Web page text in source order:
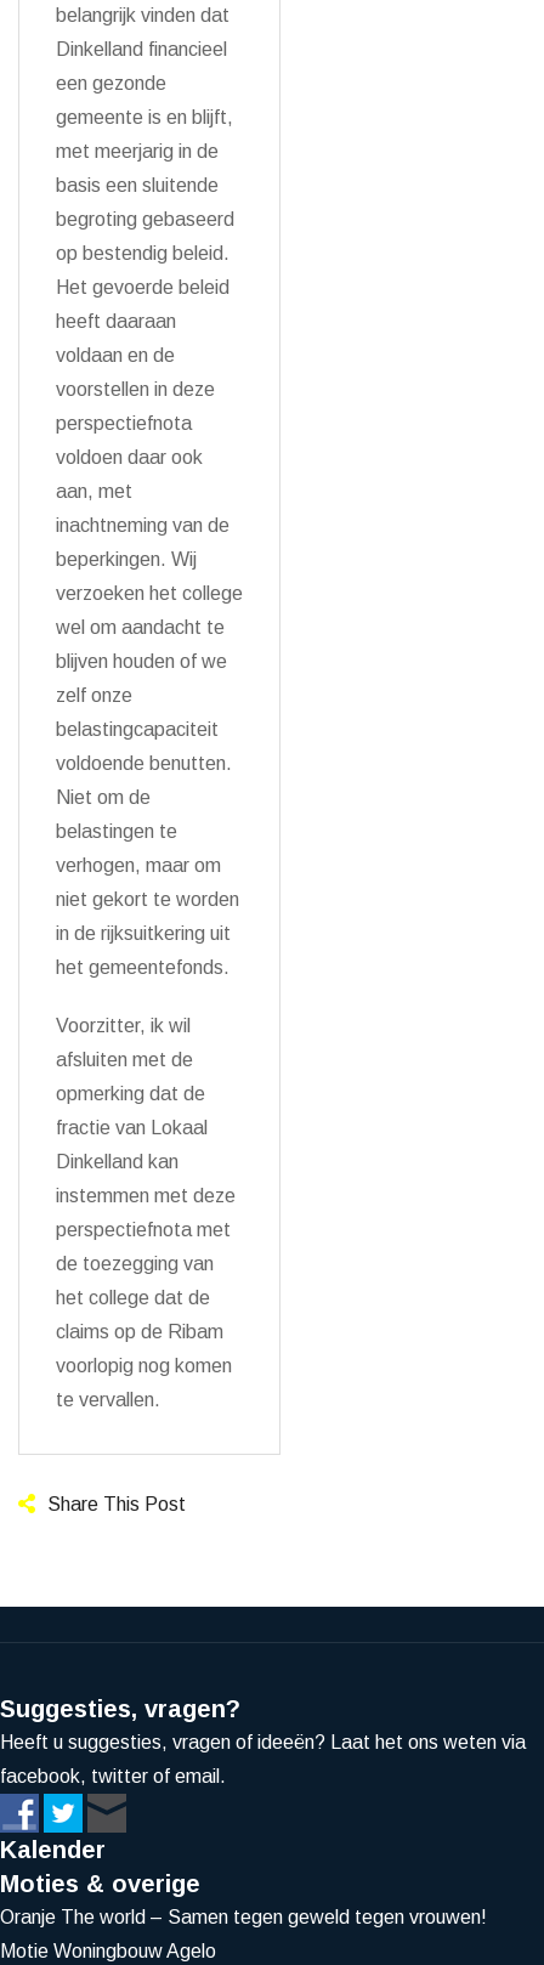
belangrijk vinden dat
Dinkelland financieel
een gezonde
gemeente is en blijft,
met meerjarig in de
basis een sluitende
begroting gebaseerd
op bestendig beleid.
Het gevoerde beleid
heeft daaraan
voldaan en de
voorstellen in deze
perspectiefnota
voldoen daar ook
aan, met
inachtneming van de
beperkingen. Wij
verzoeken het college
wel om aandacht te
blijven houden of we
zelf onze
belastingcapaciteit
voldoende benutten.
Niet om de
belastingen te
verhogen, maar om
niet gekort te worden
in de rijksuitkering uit
het gemeentefonds.
Voorzitter, ik wil
afsluiten met de
opmerking dat de
fractie van Lokaal
Dinkelland kan
instemmen met deze
perspectiefnota met
de toezegging van
het college dat de
claims op de Ribam
voorlopig nog komen
te vervallen.
Share This Post
Suggesties, vragen?
Heeft u suggesties, vragen of ideeën? Laat het ons weten via
facebook, twitter of email.
Kalender
Moties & overige
Oranje The world – Samen tegen geweld tegen vrouwen!
Motie Woningbouw Agelo